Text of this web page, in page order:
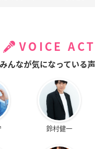
VOICE
みんなが気になっている
鈴村健一